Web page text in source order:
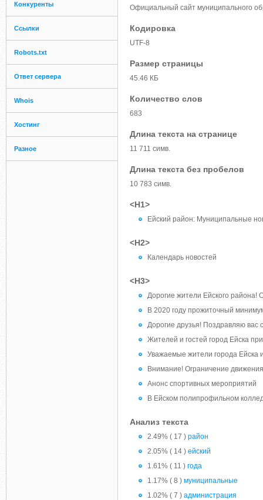
Конкуренты
Ссылки
Robots.txt
Ответ сервера
Whois
Хостинг
Разное
Официальный сайт муниципального
Кодировка
UTF-8
Размер страницы
45.46 КБ
Количество слов
683
Длина текста на странице
11 711 симв.
Длина текста без пробелов
10 783 симв.
<H1>
Ейский район: Муниципальные
<H2>
Календарь новостей
<H3>
Дорогие жители Ейского района!
В 2020 году прожиточный
Дорогие друзья! Поздравляю
Жителей и гостей город Ейска
Уважаемые жители города Ейска
Внимание! Ограничение
Анонс спортивных мероприятий
В Ейском полипрофильном
Анализ текста
2.49% ( 17 ) район
2.05% ( 14 ) ейский
1.61% ( 11 ) года
1.17% ( 8 ) муниципальные
1.02% ( 7 ) администрация